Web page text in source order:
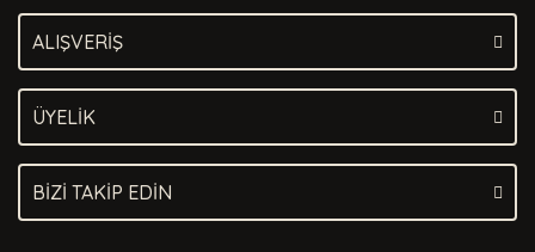
ALIŞVERİŞ
ÜYELİK
BİZİ TAKİP EDİN